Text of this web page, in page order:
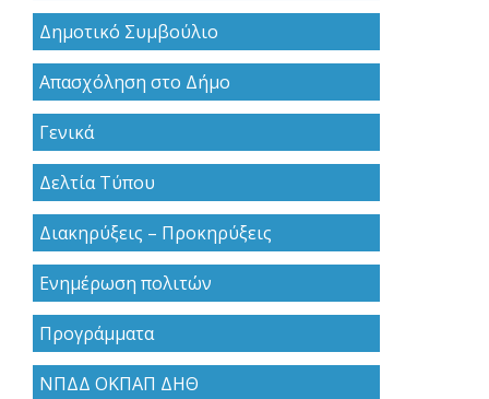
Δημοτικό Συμβούλιο
Απασχόληση στο Δήμο
Γενικά
Δελτία Τύπου
Διακηρύξεις – Προκηρύξεις
Ενημέρωση πολιτών
Προγράμματα
ΝΠΔΔ ΟΚΠΑΠ ΔΗΘ